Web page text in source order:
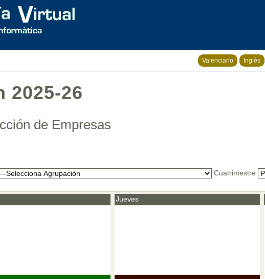
Valenciano Inglés
2025-26
de Empresas
Cuatrimestre
Jueves